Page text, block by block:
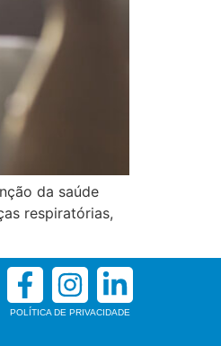
da saúde
respiratórias,
POLÍTICA DE PRIVACIDADE